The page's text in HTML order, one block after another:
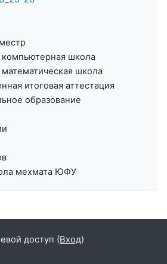
компьютерная школа
школа
итоговая аттестация
образование
мехмата ЮФУ
доступ (Вход)